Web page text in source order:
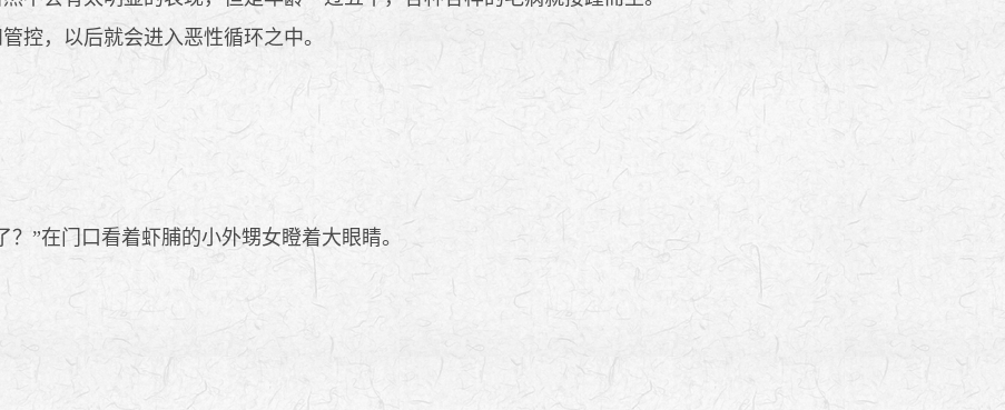
控，以后就会进入恶性循环之中。
”在门口看着虾脯的小外甥女瞪着大眼睛。